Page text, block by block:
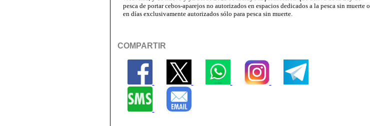
pesca de portar cebos-aparejos no autorizados en espacios dedicados a la pesca sin muerte o
en días exclusivamente autorizados sólo para pesca sin muerte.
COMPARTIR